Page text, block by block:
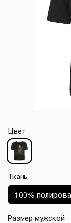
Цвет
Ткань
100%
Размер мужской